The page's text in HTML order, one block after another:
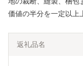
価値の半分を一定以上
返礼品名